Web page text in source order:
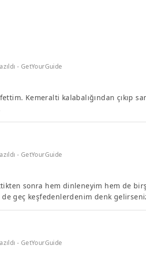
- GetYourGuide
Kemeralti kalabalığından çıkıp
- GetYourGuide
sonra hem dinleneyim hem de
geç keşfedenlerdenim denk
- GetYourGuide